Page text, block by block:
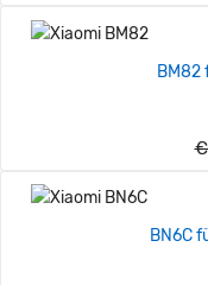
BM82
BN6C